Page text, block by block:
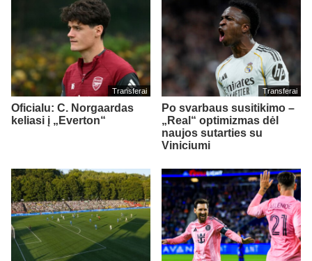
Transferai
Oficialu: C. Norgaardas
keliasi į „Everton“
Transferai
Po svarbaus susitikimo –
„Real“ optimizmas dėl
naujos sutarties su
Viniciumi